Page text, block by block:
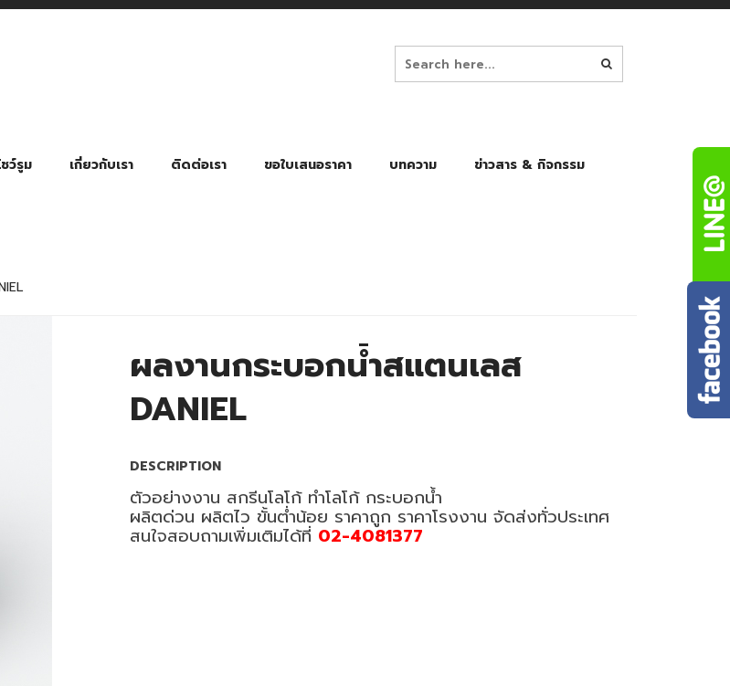
ชว์รูม เกี่ยวกับเรา ติดต่อเรา ขอใบเสนอราคา บทความ ข่าวสาร & กิจกรรม
ผลงานกระบอกน้ำสแตนเลส
DANIEL
DESCRIPTION
ตัวอย่างงาน สกรีนโลโก้ ทำโลโก้ กระบอกน้ำ
ผลิตด่วน ผลิตไว ขั้นต่ำน้อย ราคาถูก ราคาโรงงาน จัดส่งทั่วประเทศ
สนใจสอบถามเพิ่มเติมได้ที่ 02-4081377